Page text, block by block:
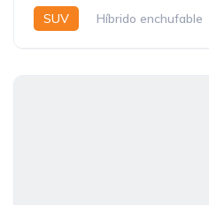
SUV Híbrido enchufable